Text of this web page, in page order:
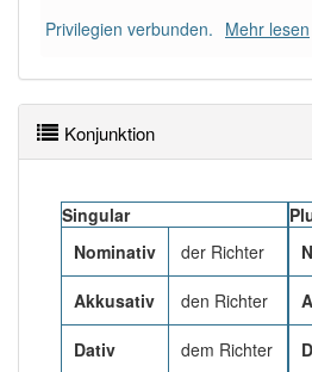
Privilegien verbunden. Mehr lesen
Konjunktion
Singular
Nominativ
der Richter
Akkusativ den Richter
Dativ dem Richter